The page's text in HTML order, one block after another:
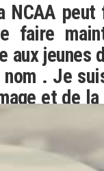
NCAA
faire
aux jeunes
nom . Je
et de
en tant
bataille